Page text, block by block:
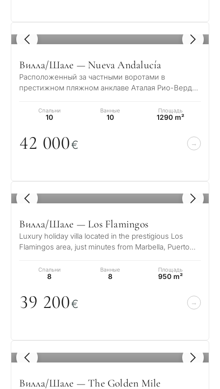
1 / 8
Вилла/Шале — Nueva Andalucía
Расположенный за частными воротами в
престижном пляжном анклаве Аталая Рио-Верде,
предлага…
Спальни
10
Ванные
10
Площадь
1290 m²
42 000€
1 / 8
Вилла/Шале — Los Flamingos
Luxury holiday villa located in the prestigious Los
Flamingos area, just minutes from Marbella, Puerto
Спальни
8
Ванные
8
Площадь
950 m²
39 200€
1 / 8
Вилла/Шале — The Golden Mile